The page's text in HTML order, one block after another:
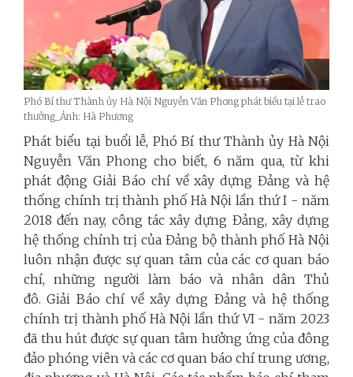
Phó Bí thư Thành ủy Hà Nội Nguyễn Văn Phong phát biểu tại lễ trao
thưởng_Ảnh: Hà Phương
Phát biểu tại buổi lễ, Phó Bí thư Thành ủy Hà Nội
Nguyễn Văn Phong cho biết, 6 năm qua, từ khi
phát động Giải Báo chí về xây dựng Đảng và hệ
thống chính trịthành phốHà Nội lần thứ I - năm
2018 đến nay, công tác xây dựng Đảng, xây dựng
hệ thống chính trị của Đảng bộ thành phố Hà Nội
luôn nhận được sự quan tâm của các cơ quan báo
chí, những người làm báo và nhân dân Thủ
đô.Giải Báo chí về xây dựng Đảng và hệ thống
chính trị thành phốHà Nội lần thứ VI - năm 2023
đã thu hút được sự quan tâm hưởng ứng của đông
đảo phóng viên và các cơ quan báo chí trung ương,